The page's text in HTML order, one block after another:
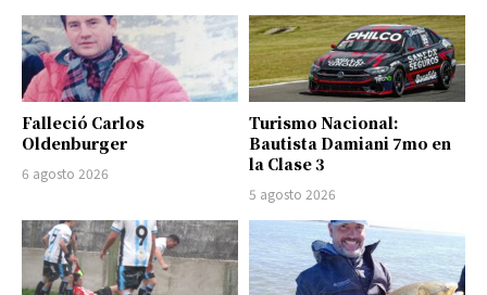
Falleció Carlos
Oldenburger
6 agosto 2026
Turismo Nacional:
Bautista Damiani 7mo en
la Clase 3
5 agosto 2026